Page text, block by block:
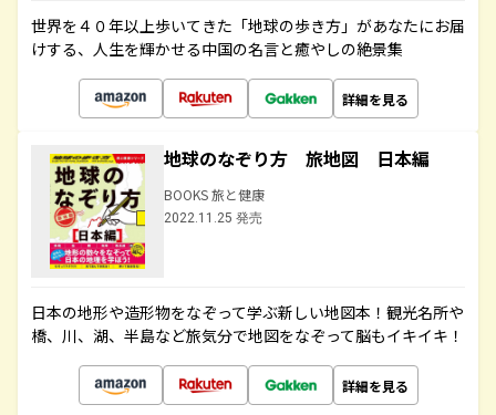
世界を４０年以上歩いてきた「地球の歩き方」があなたにお届
けする、人生を輝かせる中国の名言と癒やしの絶景集
詳細を見る
地球のなぞり方 旅地図 日本編
BOOKS 旅と健康
2022.11.25 発売
日本の地形や造形物をなぞって学ぶ新しい地図本！観光名所や
橋、川、湖、半島など旅気分で地図をなぞって脳もイキイキ！
詳細を見る